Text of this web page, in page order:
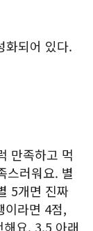
화되어 있다.
만족하고 먹
스러워요. 별
5개면 진짜
이라면 4점,
요. 3.5 아래